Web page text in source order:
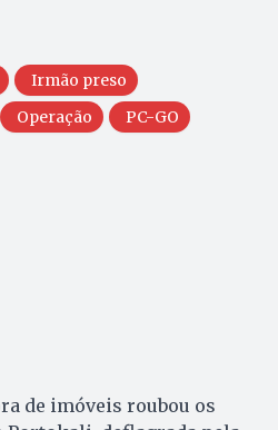
Irmão preso
Operação
PC-GO
de imóveis roubou os